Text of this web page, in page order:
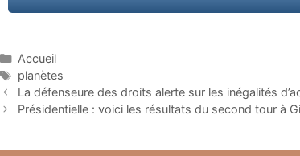
Catégories
Accueil
Étiquettes
planètes
La défenseure des droits alerte sur les inégalités
Présidentielle : voici les résultats du second tour à